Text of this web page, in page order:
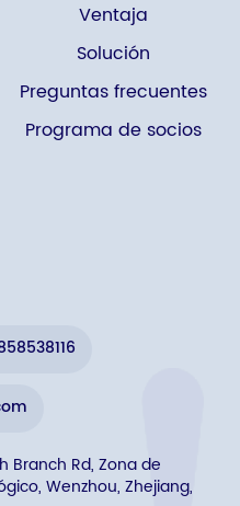
Ventaja
Solución
Preguntas frecuentes
Programa de socios
Branch Rd, Zona de
Wenzhou, Zhejiang,